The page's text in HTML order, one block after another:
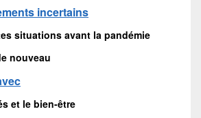
incertains
situations avant la pandémie
nouveau
et le bien-être